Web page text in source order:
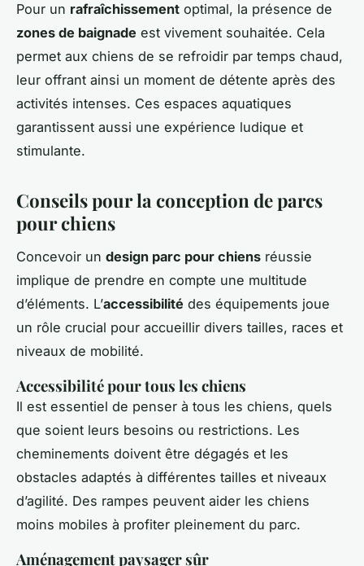
Pour un rafraîchissement optimal, la présence de
zones de baignade est vivement souhaitée. Cela
permet aux chiens de se refroidir par temps chaud,
leur offrant ainsi un moment de détente après des
activités intenses. Ces espaces aquatiques
garantissent aussi une expérience ludique et
stimulante.
Conseils pour la conception de parcs
pour chiens
Concevoir un design parc pour chiens réussie
implique de prendre en compte une multitude
d’éléments. L’accessibilité des équipements joue
un rôle crucial pour accueillir divers tailles, races et
niveaux de mobilité.
Accessibilité pour tous les chiens
Il est essentiel de penser à tous les chiens, quels
que soient leurs besoins ou restrictions. Les
cheminements doivent être dégagés et les
obstacles adaptés à différentes tailles et niveaux
d’agilité. Des rampes peuvent aider les chiens
moins mobiles à profiter pleinement du parc.
Aménagement paysager sûr